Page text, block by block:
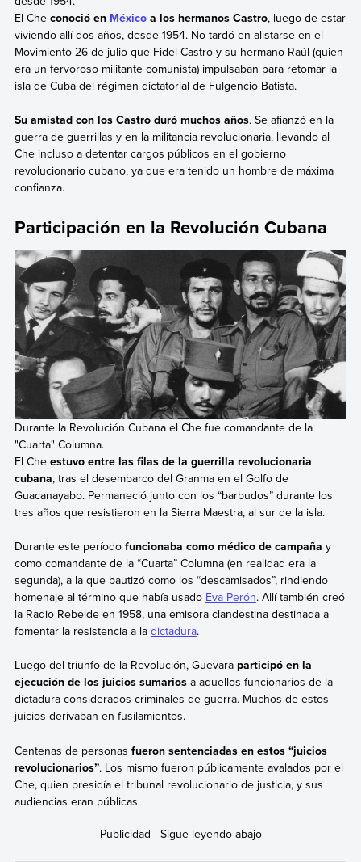
El Che conoció en Méxicoa los hermanos Castro, luego de estar
viviendo allí dos años, desde 1954. No tardó en alistarse en el
Movimiento 26 de julio que Fidel Castro y su hermano Raúl (quien
era un fervoroso militante comunista) impulsaban para retomar la
isla de Cuba del régimen dictatorial de Fulgencio Batista.
Su amistad con los Castro duró muchos años. Se afianzó en la
guerra de guerrillas y en la militancia revolucionaria, llevando al
Che incluso a detentar cargos públicos en el gobierno
revolucionario cubano, ya que era tenido un hombre de máxima
confianza.
Participación en la Revolución Cubana
Durante la Revolución Cubana el Che fue comandante de la
"Cuarta" Columna.
El Cheestuvo entre las filas de la guerrilla revolucionaria
cubana, tras el desembarco del Granma en el Golfo de
Guacanayabo. Permaneció junto con los “barbudos” durante los
tres años que resistieron en la Sierra Maestra, al sur de la isla.
Durante este períodofuncionaba como médico de campaña y
como comandante de la “Cuarta” Columna (en realidad era la
segunda), a la que bautizó como los “descamisados”, rindiendo
homenaje al término que había usado Eva Perón. Allí también creó
la Radio Rebelde en 1958, una emisora clandestina destinada a
fomentar la resistencia a la dictadura.
Luego del triunfo de la Revolución, Guevara participó en la
ejecución de los juicios sumariosa aquellos funcionarios de la
dictadura considerados criminales de guerra. Muchos de estos
juicios derivaban en fusilamientos.
Centenas de personas fueron sentenciadas en estos “juicios
revolucionarios”. Los mismo fueron públicamente avalados por el
Che, quien presidía el tribunal revolucionario de justicia, y sus
audiencias eran públicas.